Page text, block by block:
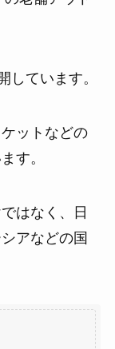
しています。
ットなどの
す。
はなく、日
アなどの国